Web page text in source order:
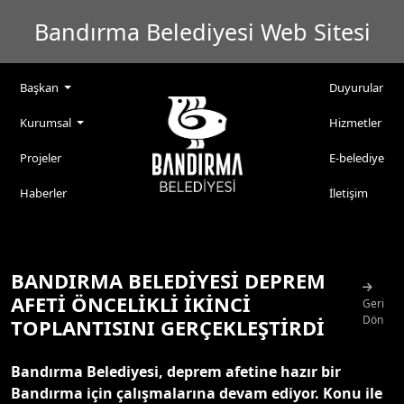
Bandırma Belediyesi Web Sitesi
Başkan
Kurumsal
Projeler
Haberler
Duyurular
Hizmetler
E-belediye
İletişim
BANDIRMA BELEDİYESİ DEPREM
AFETİ ÖNCELİKLİ İKİNCİ
TOPLANTISINI GERÇEKLEŞTİRDİ
Geri
Dön
Bandırma Belediyesi, deprem afetine hazır bir
Bandırma için çalışmalarına devam ediyor. Konu ile